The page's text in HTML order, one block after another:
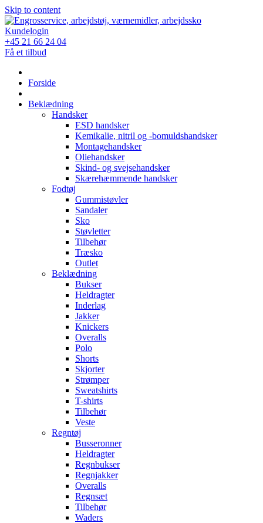
Skip to content
Kundelogin
+45 21 66 24 04
Få et tilbud
Forside
Beklædning
Handsker
ESD handsker
Kemikalie, nitril og -bomuldshandsker
Montagehandsker
Oliehandsker
Skind- og svejsehandsker
Skærehæmmende handsker
Fodtøj
Gummistøvler
Sandaler
Sko
Støvletter
Tilbehør
Træsko
Outlet
Beklædning
Bukser
Heldragter
Inderlag
Jakker
Knickers
Overalls
Polo
Shorts
Skjorter
Strømper
Sweatshirts
T-shirts
Tilbehør
Veste
Regntøj
Busseronner
Heldragter
Regnbukser
Regnjakker
Overalls
Regnsæt
Tilbehør
Waders